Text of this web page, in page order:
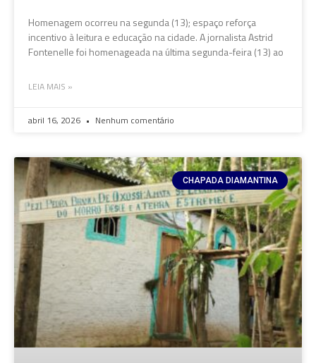
Homenagem ocorreu na segunda (13); espaço reforça
incentivo à leitura e educação na cidade. A jornalista Astrid
Fontenelle foi homenageada na última segunda-feira (13) ao
LEIA MAIS »
abril 16, 2026 Nenhum comentário
CHAPADA DIAMANTINA